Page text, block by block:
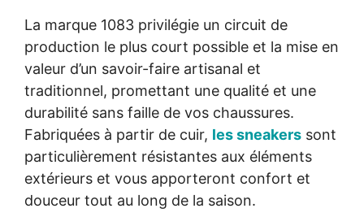
La marque 1083 privilégie un circuit de
production le plus court possible et la mise en
valeur d’un savoir-faire artisanal et
traditionnel, promettant une qualité et une
durabilité sans faille de vos chaussures.
Fabriquées à partir de cuir, les sneakers sont
particulièrement résistantes aux éléments
extérieurs et vous apporteront confort et
douceur tout au long de la saison.